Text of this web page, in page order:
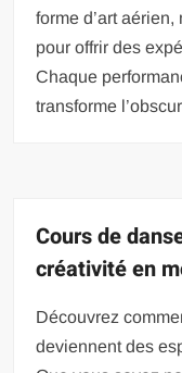
forme d’art
pour offrir des
Chaque
transforme
Cours de
créativité en
Découvrez
deviennent des